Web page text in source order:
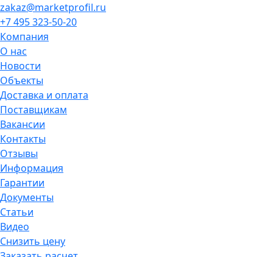
zakaz@marketprofil.ru
+7 495 323-50-20
Компания
О нас
Новости
Объекты
Доставка и оплата
Поставщикам
Вакансии
Контакты
Отзывы
Информация
Гарантии
Документы
Статьи
Видео
Снизить цену